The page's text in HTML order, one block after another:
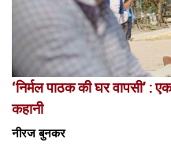
‘निर्मल पाठक की घर वापसी’ :
कहानी
नीरज बुनकर